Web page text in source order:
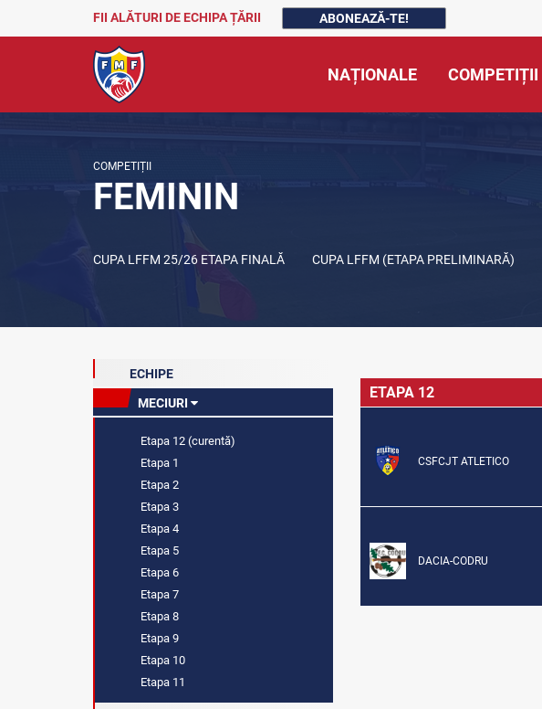
FII ALĂTURI DE ECHIPA ȚĂRII ABONEAZĂ-TE!
NAȚIONALE COMPETIȚII
COMPETIȚII
FEMININ
CUPA LFFM 25/26 ETAPA FINALĂ CUPA LFFM (ETAPA PRELIMINARĂ)
ECHIPE
MECIURI
Etapa 12 (curentă)
Etapa 1
Etapa 2
Etapa 3
Etapa 4
Etapa 5
Etapa 6
Etapa 7
Etapa 8
Etapa 9
Etapa 10
Etapa 11
ETAPA 12
CSFCJT ATLETICO
DACIA-CODRU